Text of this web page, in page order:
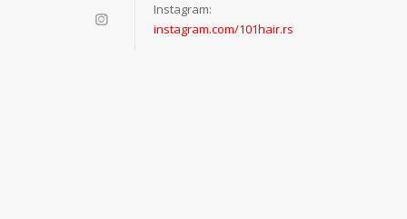
Instagram:
instagram.com/101hair.rs